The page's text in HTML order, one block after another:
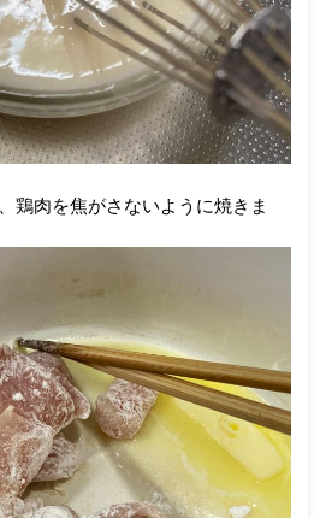
鶏肉を焦がさないように焼きま